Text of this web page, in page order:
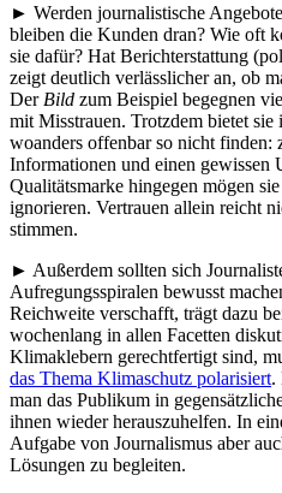
► Werden journalistische
bleiben die Kunden dran? Wie oft
sie dafür? Hat Berichterstattung
zeigt deutlich verlässlicher an, ob
Der Bild zum Beispiel begegnen
mit Misstrauen. Trotzdem bietet sie
woanders offenbar so nicht finden:
Informationen und einen gewissen
Qualitätsmarke hingegen mögen
ignorieren. Vertrauen allein reicht
stimmen.
► Außerdem sollten sich
Aufregungsspiralen bewusst
Reichweite verschafft, trägt dazu
wochenlang in allen Facetten
Klimaklebern gerechtfertigt sind,
das Thema Klimaschutz polarisiert.
man das Publikum in
ihnen wieder herauszuhelfen. In
Aufgabe von Journalismus aber
Lösungen zu begleiten.